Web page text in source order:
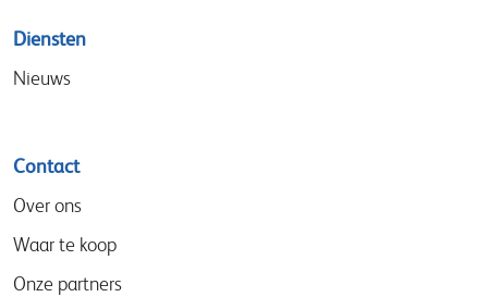
Diensten
Nieuws
Contact
Over ons
Waar te koop
Onze partners